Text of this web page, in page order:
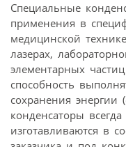
Специальные
применения в
медицинской
лазерах,
элементарных
способность
сохранения энергии
конденсаторы
изготавливаются в